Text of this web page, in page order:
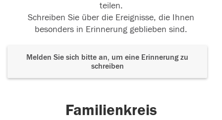
teilen.
Schreiben Sie über die Ereignisse, die Ihnen
besonders in Erinnerung geblieben sind.
Melden Sie sich bitte an, um eine Erinnerung zu
schreiben
Familienkreis